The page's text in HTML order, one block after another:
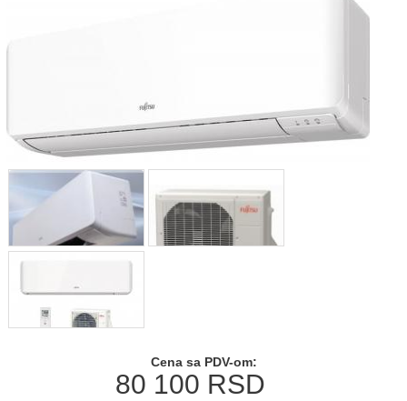
Cena sa PDV-om:
80 100 RSD